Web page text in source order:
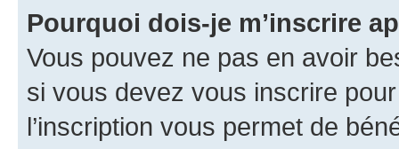
Pourquoi dois-je m’inscrire
Vous pouvez ne pas en avoir
si vous devez vous inscrire
l’inscription vous permet de